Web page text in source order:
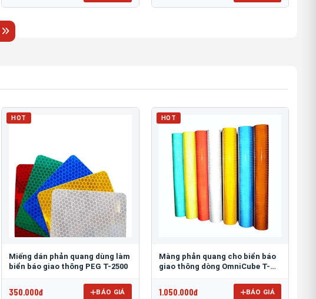
HOT
Miếng dán phản quang dùng làm
biển báo giao thông PEG T-2500
350.000đ BÁO GIÁ
HOT
Màng phản quang cho biển báo
giao thông dòng OmniCube T-
1.050.000đ BÁO GIÁ